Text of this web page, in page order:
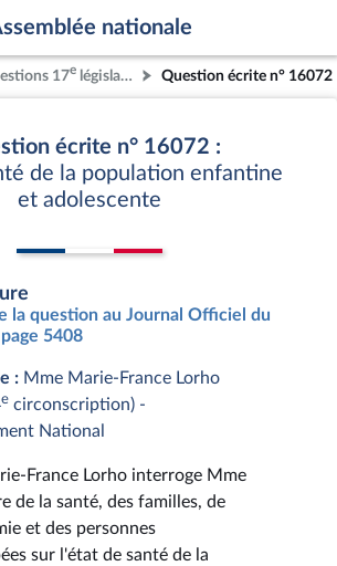
nationale
17e législature Question écrite n° 16072
écrite n° 16072 :
de la population enfantine
et adolescente
la question au Journal Officiel du
5408
: Mme Marie-France Lorho
e circonscription) -
National
France Lorho interroge Mme
de la santé, des familles, de
et des personnes
sur l'état de santé de la